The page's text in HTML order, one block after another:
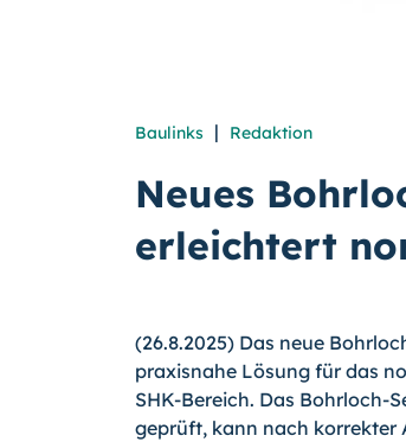
Baulinks | Redaktion
Neues
erleichtert
(26.8.2025) Das neue
praxisnahe Lösung für das
SHK-Bereich. Das Bohrloch-
geprüft, kann nach korrekter